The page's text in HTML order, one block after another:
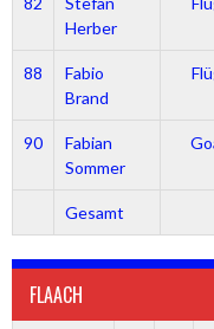
Herber
88
Fabio
Brand
90
Fabian
Sommer
Gesamt
FLAACH